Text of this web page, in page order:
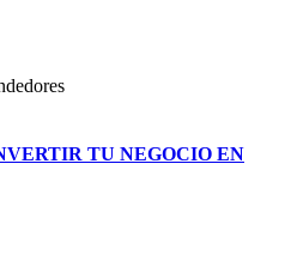
TU NEGOCIO EN